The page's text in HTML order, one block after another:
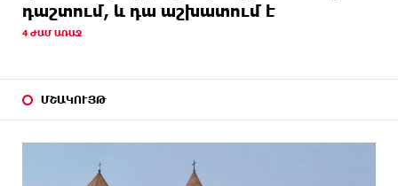
դաշտում, և դա աշխատում է
4 ԺԱՄ ԱՌԱՋ
ՄՇԱԿՈՒՅԹ